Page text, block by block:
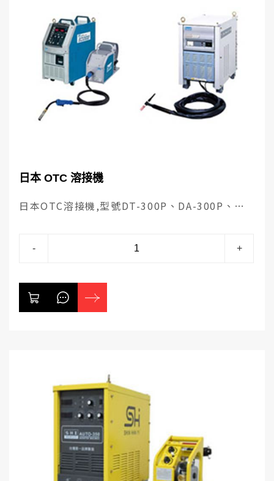
日本 OTC 溶接機
日本OTC溶接機,型號DT-300P、DA-300P、
化的控制，穩定的電流與高度集中性，實現高品
- +